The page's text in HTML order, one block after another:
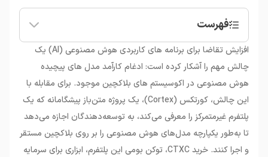
فهرست
• ارز کورتکس چیست؟
ارزدیجیتال CTXC چیست؟
ارزدیجیتال کورتکس چه مزایایی دارد؟
کورتکس چگونه کار می‌کند؟
•بنیانگذاران کورتکس
•چشم انداز کورتکس
•عوامل تاثیرگذار بر قیمت کورتکس
•از کجا ارز کورتکس را خریداری کنم؟
افزایش تقاضا برای برنامه های کاربردی هوش مصنوعی (AI) یک
چالش مهم را آشکار کرده است: ادغام کارآمد مدل های پیچیده
هوش مصنوعی در اکوسیستم های بلاکچین موجود. برای مقابله با
این چالش، کورتکس (Cortex)، یک پروژه متن‌باز پیشگامانه که یک
پلتفرم غیرمتمرکز را معرفی می‌کند، به توسعه‌دهندگان اجازه می‌دهد
تا به‌طور یکپارچه مدل‌های هوش مصنوعی را بر روی بلاکچین مستقر
و اجرا کنند. خرید CTXC، توکن بومی این پلتفرم، ابزاری برای سرمایه